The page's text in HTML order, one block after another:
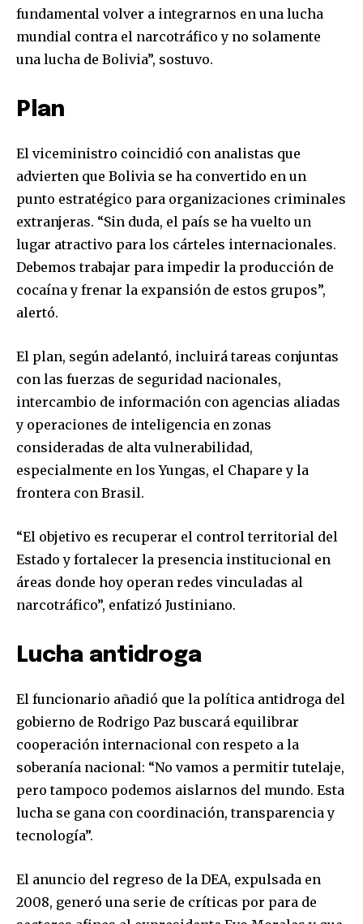
Join our community of
SUBSCRIBERS and be part of the
conversation.
To subscribe, simply enter your email address on our website
your privacy and won't spam your inbox. Your information is
safe with us.
SUBSCRIBE
fundamental volver a integrarnos en una lucha
mundial contra el narcotráfico y no solamente
una lucha de Bolivia”, sostuvo.
Plan
El viceministro coincidió con analistas que
advierten que Bolivia se ha convertido en un
punto estratégico para organizaciones criminales
extranjeras. “Sin duda, el país se ha vuelto un
lugar atractivo para los cárteles internacionales.
Debemos trabajar para impedir la producción de
cocaína y frenar la expansión de estos grupos”,
alertó.
El plan, según adelantó, incluirá tareas conjuntas
con las fuerzas de seguridad nacionales,
intercambio de información con agencias aliadas
y operaciones de inteligencia en zonas
consideradas de alta vulnerabilidad,
especialmente en los Yungas, el Chapare y la
frontera con Brasil.
“El objetivo es recuperar el control territorial del
Estado y fortalecer la presencia institucional en
áreas donde hoy operan redes vinculadas al
narcotráfico”, enfatizó Justiniano.
Lucha antidroga
El funcionario añadió que la política antidroga del
gobierno de Rodrigo Paz buscará equilibrar
cooperación internacional con respeto a la
soberanía nacional: “No vamos a permitir tutelaje,
pero tampoco podemos aislarnos del mundo. Esta
lucha se gana con coordinación, transparencia y
tecnología”.
El anuncio del regreso de la DEA, expulsada en
2008, generó una serie de críticas por para de